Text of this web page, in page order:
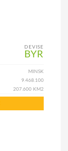
DEVISE
BYR
MINSK
9.468.100
207.600 KM2